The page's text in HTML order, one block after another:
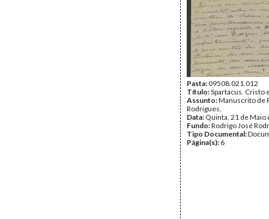
Pasta:09508.021.012
Título:Spartacus. Cristo
Assunto:Manuscrito de
Rodrigues.
Data: Quinta, 21 de Maio
Fundo:Rodrigo José
Tipo Documental:
Página(s): 6